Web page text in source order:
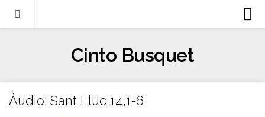
Llibres
Escrits-articles
Cinto Busquet
Àudio: Sant Lluc 14,1-6